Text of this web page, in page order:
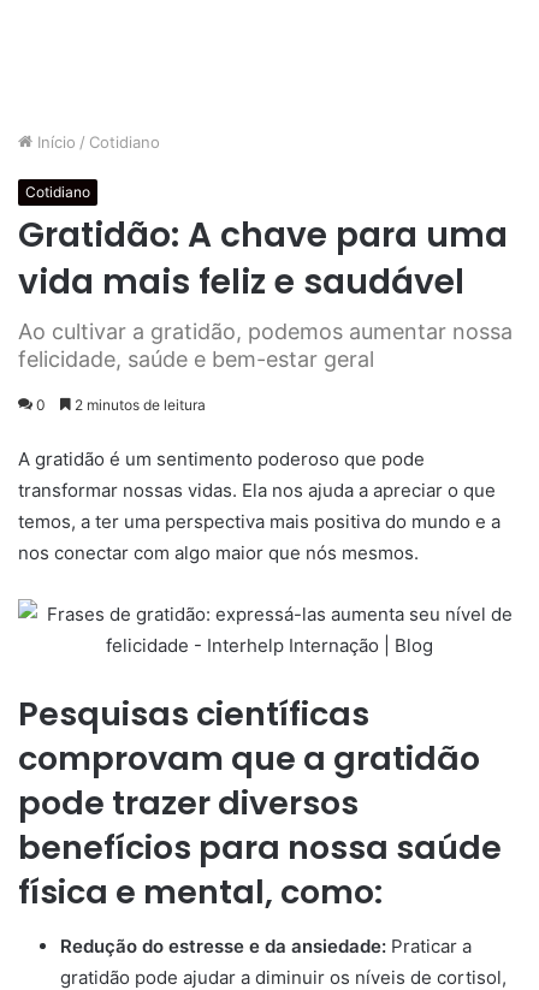
Início / Cotidiano
Cotidiano
Gratidão: A chave para uma
vida mais feliz e saudável
Ao cultivar a gratidão, podemos aumentar nossa
felicidade, saúde e bem-estar geral
0 2 minutos de leitura
A gratidão é um sentimento poderoso que pode
transformar nossas vidas. Ela nos ajuda a apreciar o que
temos, a ter uma perspectiva mais positiva do mundo e a
nos conectar com algo maior que nós mesmos.
Pesquisas científicas
comprovam que a gratidão
pode trazer diversos
benefícios para nossa saúde
física e mental, como:
Redução do estresse e da ansiedade: Praticar a
gratidão pode ajudar a diminuir os níveis de cortisol,